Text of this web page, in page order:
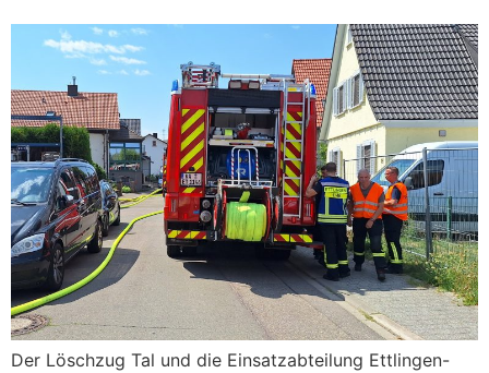
Der Löschzug Tal und die Einsatzabteilung Ettlingen-